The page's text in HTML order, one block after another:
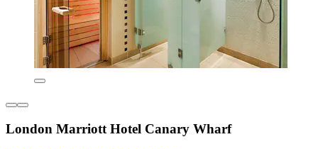
London Marriott Hotel Canary Wharf